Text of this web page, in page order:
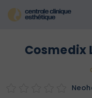
na
obsah
Cosmedix